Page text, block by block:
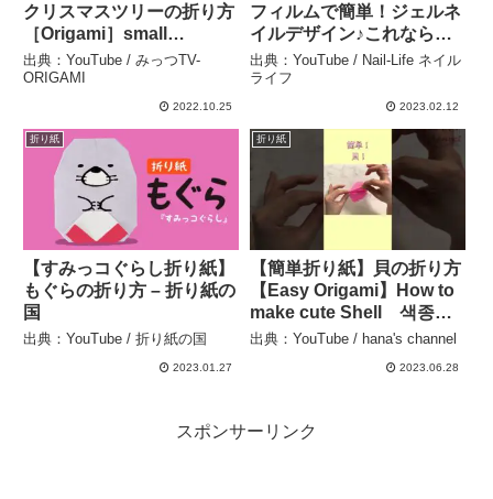
クリスマスツリーの折り方
［Origami］small
christmas tree – みっつ
TV-ORIGAMI
出典：YouTube / みっつTV-
ORIGAMI
2022.10.25
フィルムで簡単！ジェルネ
イルデザイン♪これなら埋
め込みが楽でした！ – Nail-
Life ネイルライフ
出典：YouTube / Nail-Life ネイル
ライフ
2023.02.12
折り紙
【すみっコぐらし折り紙】
もぐらの折り方 – 折り紙の
国
出典：YouTube / 折り紙の国
2023.01.27
折り紙
【簡単折り紙】貝の折り方
【Easy Origami】How to
make cute Shell 색종이
접기 조개 折纸 可爱的
folding paper ＤＩＹ
出典：YouTube / hana's channel
2023.06.28
スポンサーリンク